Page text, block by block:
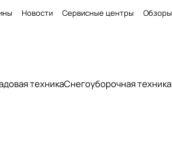
Новости Сервисные центры Обзоры
техникаСнегоуборочная техника